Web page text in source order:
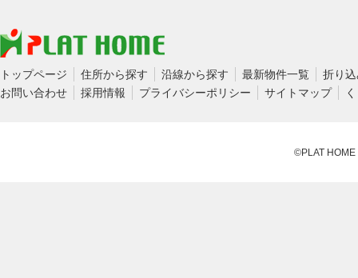
トップページ 住所から探す 沿線から探す 最新物件一覧
折り
お問い合わせ
採用情報 プライバシーポリシー サイトマップ
©PLAT HOME